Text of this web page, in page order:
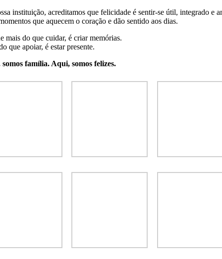
instituição, acreditamos que felicidade é sentir-se útil, integrado e
que aquecem o coração e dão sentido aos dias.
mais do que cuidar, é criar memórias.
que apoiar, é estar presente.
família. Aqui, somos felizes.